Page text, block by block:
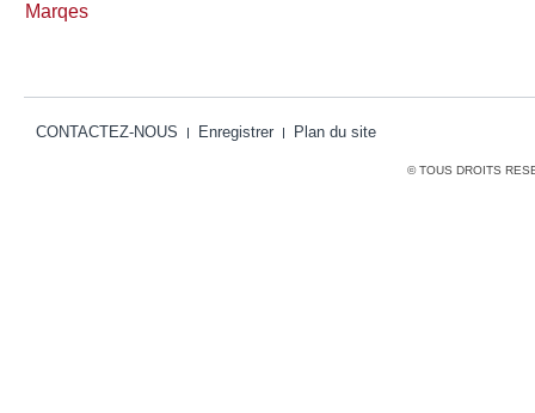
Marqes
CONTACTEZ-NOUS Enregistrer Plan du site
© TOUS DROITS